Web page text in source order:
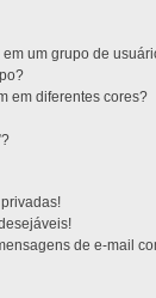
um grupo de
em diferentes cores?
de e-mail